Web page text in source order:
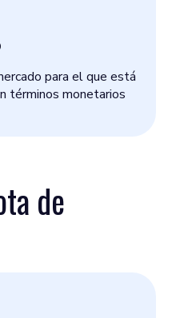
para el que está
términos monetarios
de